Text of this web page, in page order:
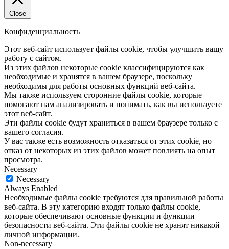
Close
Конфиденциальность
Этот веб-сайт использует файлы cookie, чтобы улучшить вашу
работу с сайтом.
Из этих файлов некоторые cookie классифицируются как
необходимые и хранятся в вашем браузере, поскольку
необходимы для работы основных функций веб-сайта.
Мы также используем сторонние файлы cookie, которые
помогают нам анализировать и понимать, как вы используете
этот веб-сайт.
Эти файлы cookie будут храниться в вашем браузере только с
вашего согласия.
У вас также есть возможность отказаться от этих cookie, но
отказ от некоторых из этих файлов может повлиять на опыт
просмотра.
Necessary
Necessary
Always Enabled
Необходимые файлы cookie требуются для правильной работы
веб-сайта. В эту категорию входят только файлы cookie,
которые обеспечивают основные функции и функции
безопасности веб-сайта. Эти файлы cookie не хранят никакой
личной информации.
Non-necessary